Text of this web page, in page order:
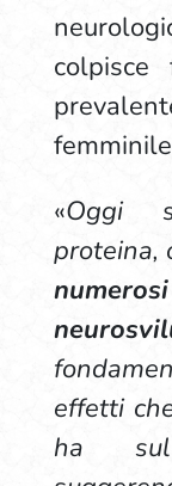
«Oggi
proteina,
effetti
ha sul